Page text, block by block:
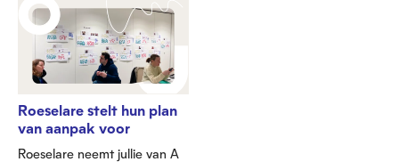
Roeselare stelt hun plan
van aanpak voor
Roeselare neemt jullie van A